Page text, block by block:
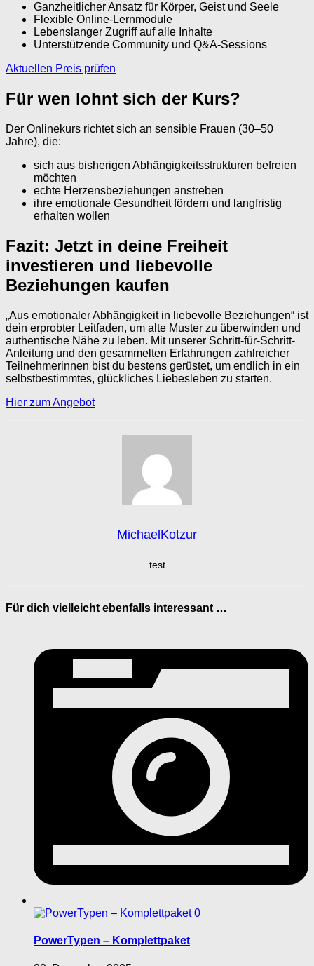
Ganzheitlicher Ansatz für Körper, Geist und Seele
Flexible Online-Lernmodule
Lebenslanger Zugriff auf alle Inhalte
Unterstützende Community und Q&A-Sessions
Aktuellen Preis prüfen
Für wen lohnt sich der Kurs?
Der Onlinekurs richtet sich an sensible Frauen (30–50
Jahre), die:
sich aus bisherigen Abhängigkeitsstrukturen befreien
möchten
echte Herzensbeziehungen anstreben
ihre emotionale Gesundheit fördern und langfristig
erhalten wollen
Fazit: Jetzt in deine Freiheit
investieren und liebevolle
Beziehungen kaufen
„Aus emotionaler Abhängigkeit in liebevolle Beziehungen“ ist
dein erprobter Leitfaden, um alte Muster zu überwinden und
authentische Nähe zu leben. Mit unserer Schritt-für-Schritt-
Anleitung und den gesammelten Erfahrungen zahlreicher
Teilnehmerinnen bist du bestens gerüstet, um endlich in ein
selbstbestimmtes, glückliches Liebesleben zu starten.
Hier zum Angebot
MichaelKotzur
test
Für dich vielleicht ebenfalls interessant …
0
PowerTypen – Komplettpaket